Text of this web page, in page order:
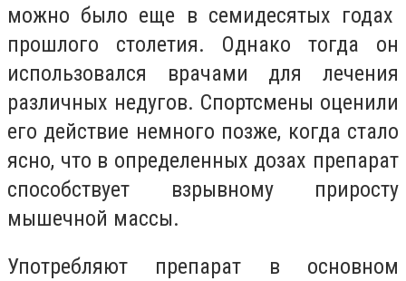
можно было еще в семидесятых годах
прошлого столетия. Однако тогда он
использовался врачами для лечения
различных недугов. Спортсмены оценили
его действие немного позже, когда стало
ясно, что в определенных дозах препарат
способствует взрывному приросту
мышечной массы.
Употребляют препарат в основном